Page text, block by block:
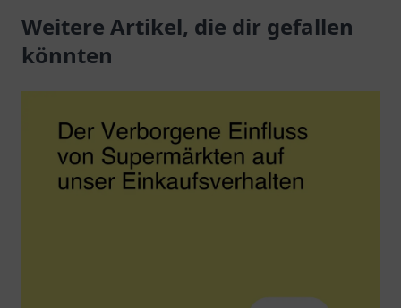
Elektroautos in einer
attraktiven Umgebung.
Dienstleistungen
erwarten Sie.
Weitere Artikel, die dir gefallen
könnten